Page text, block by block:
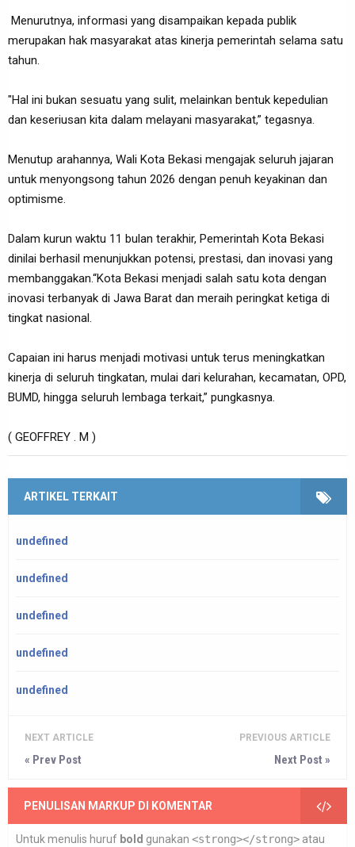
Menurutnya, informasi yang disampaikan kepada publik
merupakan hak masyarakat atas kinerja pemerintah selama satu
tahun.
"Hal ini bukan sesuatu yang sulit, melainkan bentuk kepedulian
dan keseriusan kita dalam melayani masyarakat,” tegasnya.
Menutup arahannya, Wali Kota Bekasi mengajak seluruh jajaran
untuk menyongsong tahun 2026 dengan penuh keyakinan dan
optimisme.
Dalam kurun waktu 11 bulan terakhir, Pemerintah Kota Bekasi
dinilai berhasil menunjukkan potensi, prestasi, dan inovasi yang
membanggakan.“Kota Bekasi menjadi salah satu kota dengan
inovasi terbanyak di Jawa Barat dan meraih peringkat ketiga di
tingkat nasional.
Capaian ini harus menjadi motivasi untuk terus meningkatkan
kinerja di seluruh tingkatan, mulai dari kelurahan, kecamatan, OPD,
BUMD, hingga seluruh lembaga terkait,” pungkasnya.
( GEOFFREY . M )
ARTIKEL TERKAIT
undefined
undefined
undefined
undefined
undefined
NEXT ARTICLE
« Prev Post
PREVIOUS ARTICLE
Next Post »
PENULISAN MARKUP DI KOMENTAR
Untuk menulis huruf bold gunakan <strong></strong> atau